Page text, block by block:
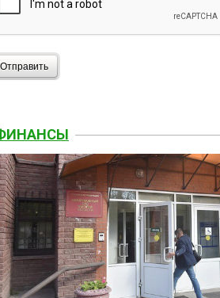
Отправить